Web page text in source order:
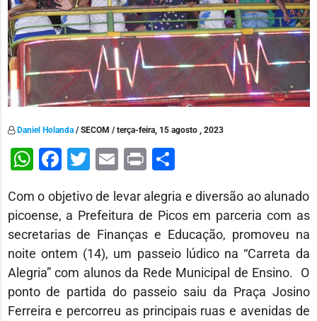
Daniel Holanda/ SECOM / terça-feira, 15 agosto , 2023
WhatsApp
Facebook
Twitter
Email
PrintShare
Com o objetivo de levar alegria e diversão ao alunado
picoense, a Prefeitura de Picos em parceria com as
secretarias de Finanças e Educação, promoveu na
noite ontem (14), um passeio lúdico na “Carreta da
Alegria” com alunos da Rede Municipal de Ensino. O
ponto de partida do passeio saiu da Praça Josino
Ferreira e percorreu as principais ruas e avenidas de